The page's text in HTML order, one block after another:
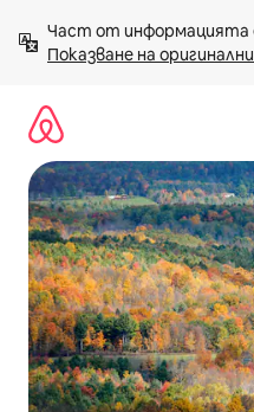
към
съдържанието
Показване на